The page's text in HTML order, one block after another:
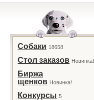
Собаки 18658
Стол заказов Новинка!
Биржа
щенков Новинка!
Конкурсы 5